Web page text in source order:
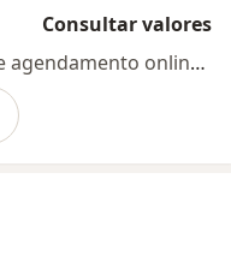
Consultar valores
Esse especialista não oferece agendamento online para esse endereço.